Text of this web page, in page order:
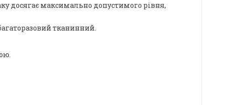
досягає максимально допустимого рівня,
тканинний.